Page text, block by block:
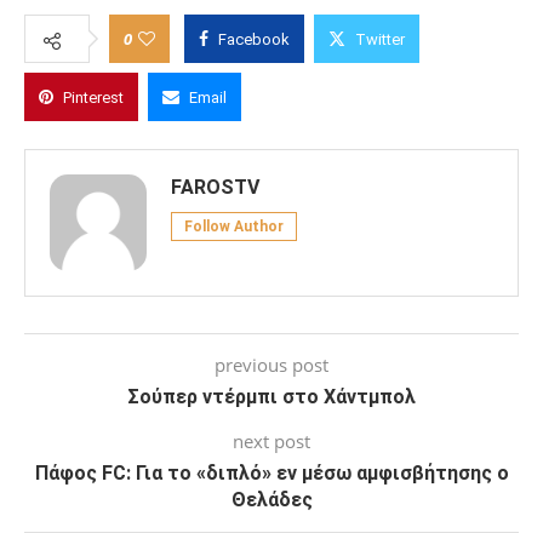
0 Facebook Twitter
Pinterest Email
FAROSTV
Follow Author
previous post
Σούπερ ντέρμπι στο Χάντμπολ
next post
Πάφος FC: Για το «διπλό» εν μέσω αμφισβήτησης ο
Θελάδες